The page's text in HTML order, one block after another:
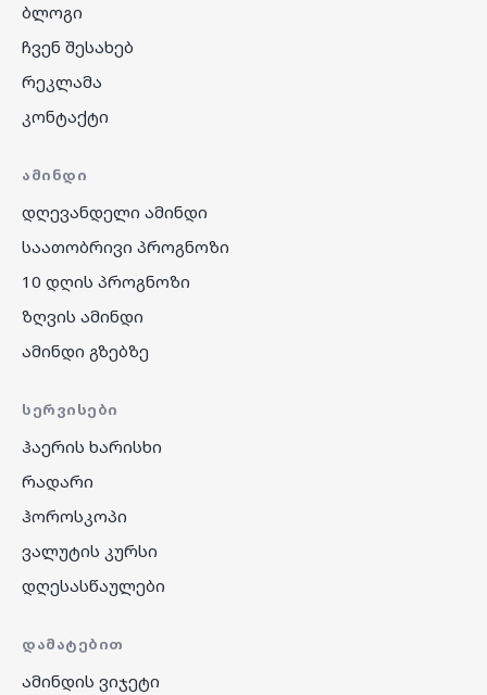
ბლოგი
ჩვენ შესახებ
რეკლამა
კონტაქტი
ᲐᲛᲘᲜᲓᲘ
დღევანდელი ამინდი
საათობრივი პროგნოზი
10 დღის პროგნოზი
ზღვის ამინდი
ამინდი გზებზე
ᲡᲔᲠᲕᲘᲡᲔᲑᲘ
ჰაერის ხარისხი
რადარი
ჰოროსკოპი
ვალუტის კურსი
დღესასწაულები
ᲓᲐᲛᲐᲢᲔᲑᲘᲗ
ამინდის ვიჯეტი